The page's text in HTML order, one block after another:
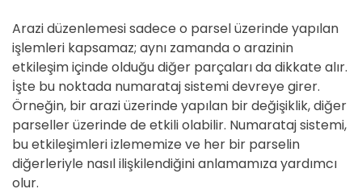
Arazi düzenlemesi sadece o parsel üzerinde yapılan
işlemleri kapsamaz; aynı zamanda o arazinin
etkileşim içinde olduğu diğer parçaları da dikkate alır.
İşte bu noktada numarataj sistemi devreye girer.
Örneğin, bir arazi üzerinde yapılan bir değişiklik, diğer
parseller üzerinde de etkili olabilir. Numarataj sistemi,
bu etkileşimleri izlememize ve her bir parselin
diğerleriyle nasıl ilişkilendiğini anlamamıza yardımcı
olur.